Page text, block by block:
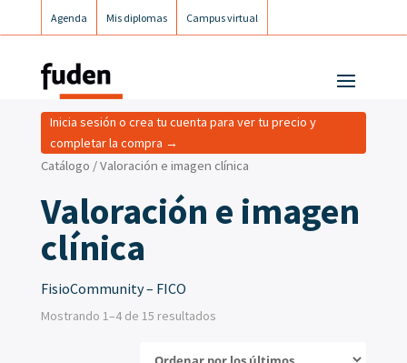
Agenda Mis diplomas Campus virtual
Catálogo / Valoración e imagen clínica
Valoración e imagen
clínica
FisioCommunity – FICO
Inicia sesión o crea tu cuenta para ver tu precio y
completar la compra →
Mostrando 1–4 de 15 resultados